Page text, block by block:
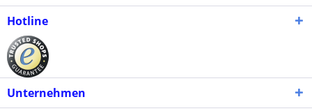
Hotline
Unternehmen